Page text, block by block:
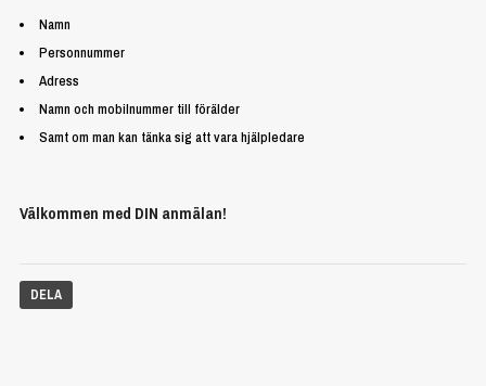
Namn
Personnummer
Adress
Namn och mobilnummer till förälder
Samt om man kan tänka sig att vara hjälpledare
Välkommen med DIN anmälan!
DELA